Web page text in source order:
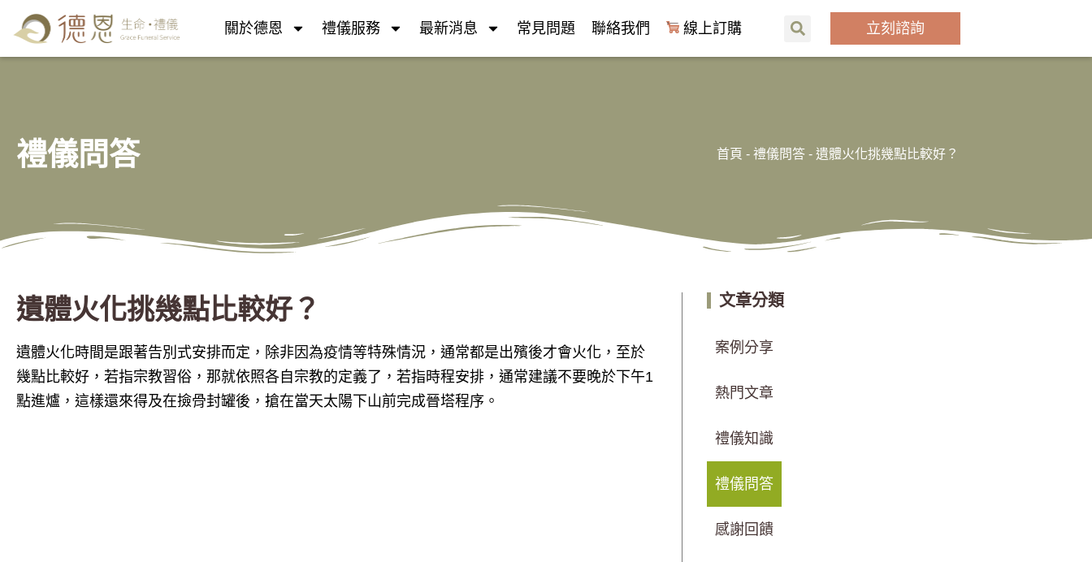
關於德恩 禮儀服務 最新消息 常見問題 聯絡我們 線上訂購 立刻諮詢
禮儀問答 首頁 - 禮儀問答 - 遺體火化挑幾點比較好？
遺體火化挑幾點比較好？
遺體火化時間是跟著告別式安排而定，除非因為疫情等特殊情況，通常都是出殯後才會火化，至於
幾點比較好，若指宗教習俗，那就依照各自宗教的定義了，若指時程安排，通常建議不要晚於下午1
點進爐，這樣還來得及在撿骨封罐後，搶在當天太陽下山前完成晉塔程序。
文章分類
案例分享
熱門文章
禮儀知識
禮儀問答
感謝回饋